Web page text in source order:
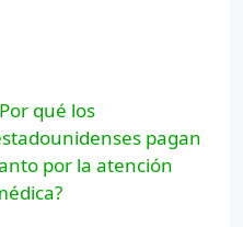
qué los
pagan
por la atención